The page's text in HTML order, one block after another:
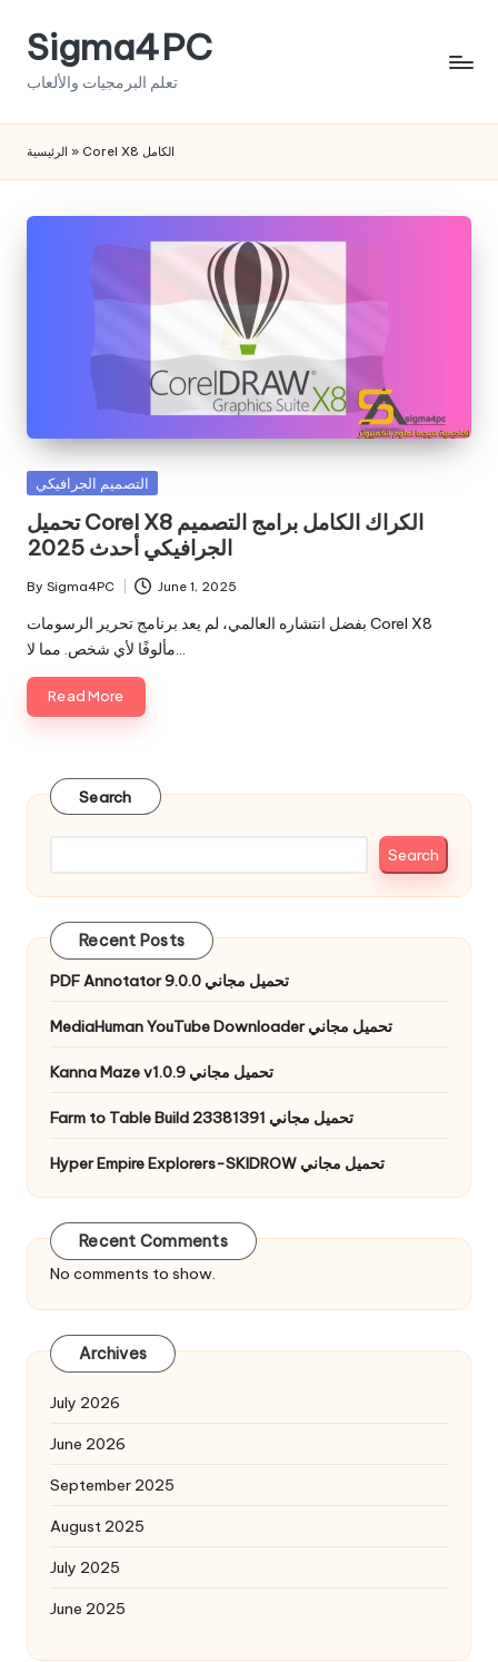
SkipSigma4PC
تعلم البرمجيات والألعاب
الرئيسية » Corel X8 الكامل
Posted
التصميم الجرافيكي
تحميل Corel X8 الكراك الكامل برامج التصميم
الجرافيكي أحدث 2025
Posted
by
By Sigma4PC June 1, 2025
بفضل انتشاره العالمي، لم يعد برنامج تحرير الرسومات Corel X8
مألوفًا لأي شخص. مما لا…
Read More
Search
Search
Recent Posts
PDF Annotator 9.0.0 تحميل مجاني
MediaHuman YouTube Downloader تحميل مجاني
Kanna Maze v1.0.9 تحميل مجاني
Farm to Table Build 23381391 تحميل مجاني
Hyper Empire Explorers-SKIDROW تحميل مجاني
Recent Comments
No comments to show.
Archives
July 2026
June 2026
September 2025
August 2025
July 2025
June 2025